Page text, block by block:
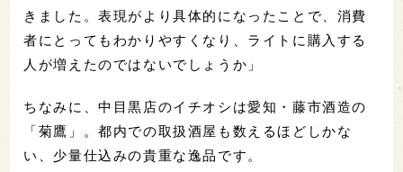
きました。表現がより具体的になったことで、消費
者にとってもわかりやすくなり、ライトに購入する
人が増えたのではないでしょうか」
ちなみに、中目黒店のイチオシは愛知・藤市酒造の
「菊鷹」。都内での取扱酒屋も数えるほどしかな
い、少量仕込みの貴重な逸品です。